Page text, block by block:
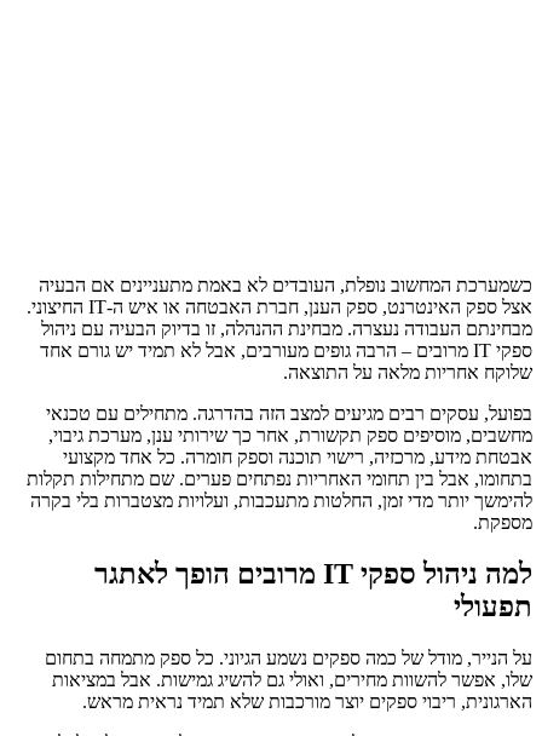
כשמערכת המחשוב נופלת, העובדים לא באמת מתעניינים אם הבעיה
אצל ספק האינטרנט, ספק הענן, חברת האבטחה או איש ה-IT החיצוני.
מבחינתם העבודה נעצרה. מבחינת ההנהלה, זו בדיוק הבעיה עם ניהול
ספקי IT מרובים – הרבה גופים מעורבים, אבל לא תמיד יש גורם אחד
שלוקח אחריות מלאה על התוצאה.
בפועל, עסקים רבים מגיעים למצב הזה בהדרגה. מתחילים עם טכנאי
מחשבים, מוסיפים ספק תקשורת, אחר כך שירותי ענן, מערכת גיבוי,
אבטחת מידע, מרכזיה, רישוי תוכנה וספק חומרה. כל אחד מקצועי
בתחומו, אבל בין תחומי האחריות נפתחים פערים. שם מתחילות תקלות
להימשך יותר מדי זמן, החלטות מתעכבות, ועלויות מצטברות בלי בקרה
מספקת.
למה ניהול ספקי IT מרובים הופך לאתגר
תפעולי
על הנייר, מודל של כמה ספקים נשמע הגיוני. כל ספק מתמחה בתחום
שלו, אפשר להשוות מחירים, ואולי גם להשיג גמישות. אבל במציאות
הארגונית, ריבוי ספקים יוצר מורכבות שלא תמיד נראית מראש.